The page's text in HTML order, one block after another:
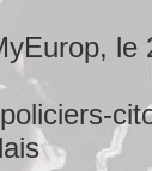
le